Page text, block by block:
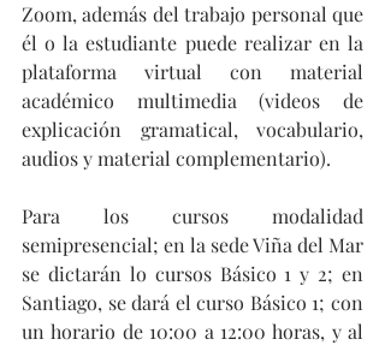
Zoom, además del trabajo personal que
él o la estudiante puede realizar en la
plataforma virtual con material
académico multimedia (videos de
explicación gramatical, vocabulario,
audios y material complementario).
Para los cursos modalidad
semipresencial; en la sede Viña del Mar
se dictarán lo cursos Básico 1 y 2; en
Santiago, se dará el curso Básico 1; con
un horario de 10:00 a 12:00 horas, y al